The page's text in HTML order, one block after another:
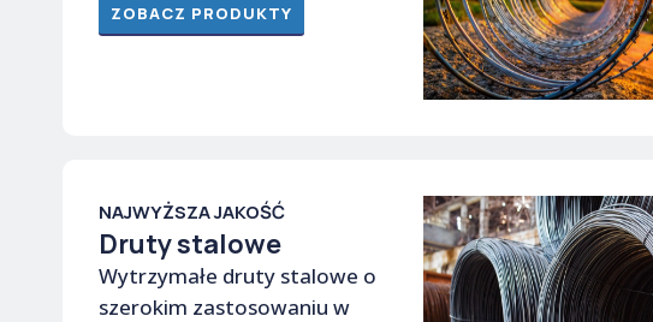
ZOBACZ PRODUKTY
NAJWYŻSZA JAKOŚĆ
Druty stalowe
Wytrzymałe druty stalowe o
szerokim zastosowaniu w